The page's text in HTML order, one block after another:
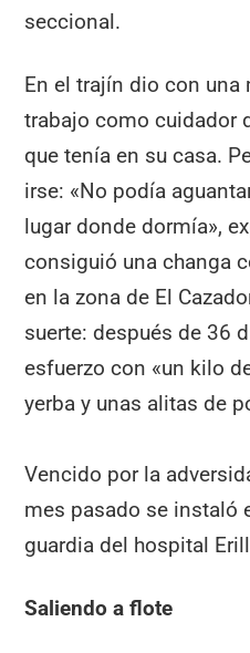
seccional.
En el trajín dio con una
trabajo como cuidador
que tenía en su casa.
irse: «No podía
lugar donde dormía»,
consiguió una changa
en la zona de El
suerte: después de 36
esfuerzo con «un kilo
yerba y unas alitas de
Vencido por la
mes pasado se instaló
guardia del hospital
Saliendo a flote